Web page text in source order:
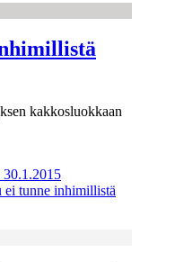
kakkosluokkaan
30.1.2015
ei tunne inhimillistä